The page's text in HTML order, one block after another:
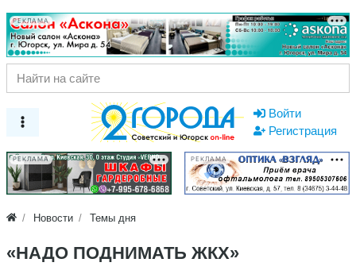
РЕКЛАМА
Войти
Регистрация
РЕКЛАМА РЕКЛАМА
Новости Темы дня
«НАДО ПОДНИМАТЬ ЖКХ»